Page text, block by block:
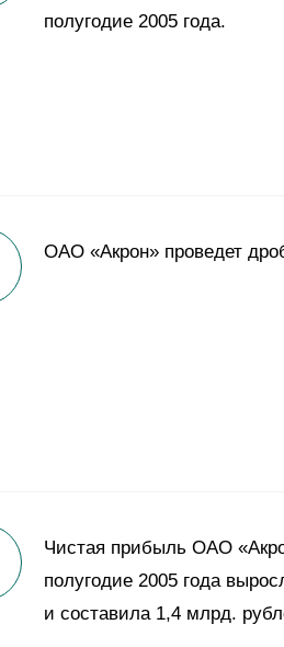
полугодие 2005 года.
ОАО «Акрон» проведет
Чистая прибыль ОАО
полугодие 2005 года
и составила 1,4 млрд.